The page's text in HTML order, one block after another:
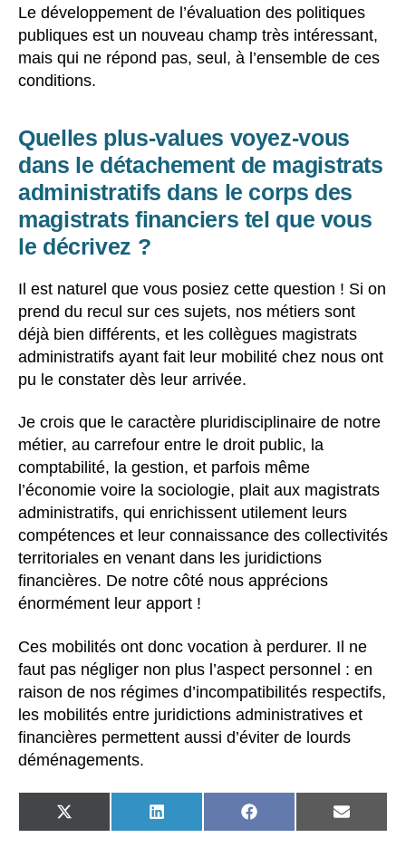
Le développement de l’évaluation des politiques
publiques est un nouveau champ très intéressant,
mais qui ne répond pas, seul, à l’ensemble de ces
conditions.
Quelles plus-values voyez-vous
dans le détachement de magistrats
administratifs dans le corps des
magistrats financiers tel que vous
le décrivez ?
Il est naturel que vous posiez cette question ! Si on
prend du recul sur ces sujets, nos métiers sont
déjà bien différents, et les collègues magistrats
administratifs ayant fait leur mobilité chez nous ont
pu le constater dès leur arrivée.
Je crois que le caractère pluridisciplinaire de notre
métier, au carrefour entre le droit public, la
comptabilité, la gestion, et parfois même
l’économie voire la sociologie, plait aux magistrats
administratifs, qui enrichissent utilement leurs
compétences et leur connaissance des collectivités
territoriales en venant dans les juridictions
financières. De notre côté nous apprécions
énormément leur apport !
Ces mobilités ont donc vocation à perdurer. Il ne
faut pas négliger non plus l’aspect personnel : en
raison de nos régimes d’incompatibilités respectifs,
les mobilités entre juridictions administratives et
financières permettent aussi d’éviter de lourds
déménagements.
SHARE
ON
SHARE
ON
SHARE
ON
SHARE
ON